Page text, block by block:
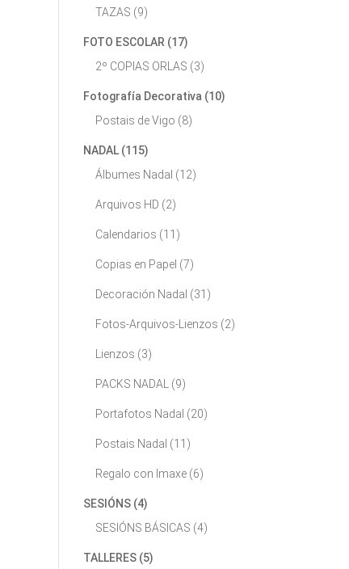
TAZAS (9)
FOTO ESCOLAR (17)
2º COPIAS ORLAS (3)
Fotografía Decorativa (10)
Postais de Vigo (8)
NADAL (115)
Álbumes Nadal (12)
Arquivos HD (2)
Calendarios (11)
Copias en Papel (7)
Decoración Nadal (31)
Fotos-Arquivos-Lienzos (2)
Lienzos (3)
PACKS NADAL (9)
Portafotos Nadal (20)
Postais Nadal (11)
Regalo con Imaxe (6)
SESIÓNS (4)
SESIÓNS BÁSICAS (4)
TALLERES (5)